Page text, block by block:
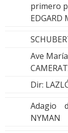
primero
EDGARD
Ave
Dir:
Adagio
NYMAN